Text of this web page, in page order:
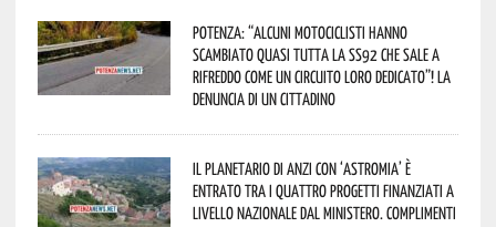
Potenza: “alcuni motociclisti hanno
scambiato quasi tutta la SS92 che sale a
Rifreddo come un circuito loro dedicato”! La
denuncia di un cittadino
Il Planetario di Anzi con ‘Astromia’ è
entrato tra i quattro progetti finanziati a
livello nazionale dal Ministero. Complimenti